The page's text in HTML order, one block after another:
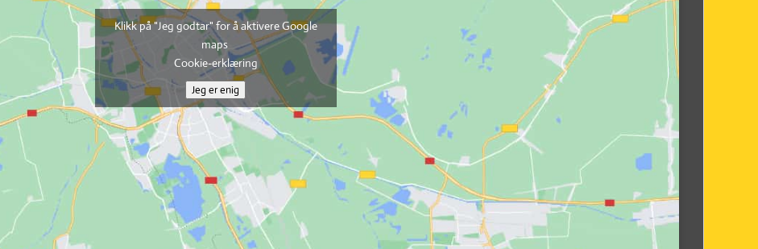
Klikk på "Jeg godtar" for å aktivere Google
maps
Cookie-erklæring
Jeg er enig